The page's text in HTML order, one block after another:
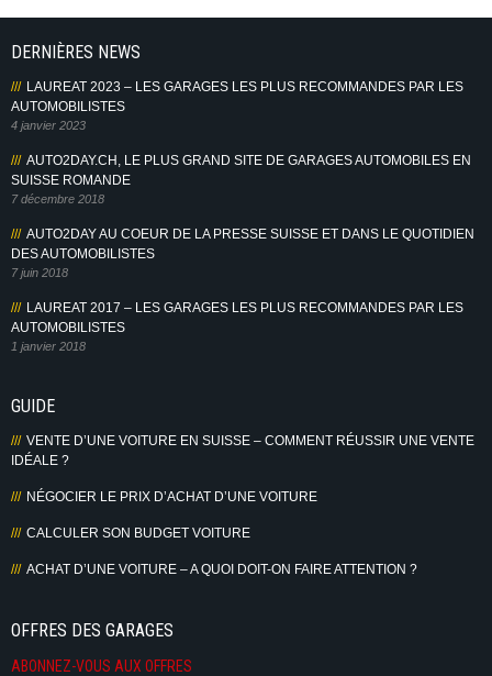
DERNIÈRES NEWS
LAUREAT 2023 – LES GARAGES LES PLUS RECOMMANDES PAR LES
AUTOMOBILISTES
4 janvier 2023
AUTO2DAY.CH, LE PLUS GRAND SITE DE GARAGES AUTOMOBILES EN
SUISSE ROMANDE
7 décembre 2018
AUTO2DAY AU COEUR DE LA PRESSE SUISSE ET DANS LE QUOTIDIEN
DES AUTOMOBILISTES
7 juin 2018
LAUREAT 2017 – LES GARAGES LES PLUS RECOMMANDES PAR LES
AUTOMOBILISTES
1 janvier 2018
GUIDE
VENTE D’UNE VOITURE EN SUISSE – COMMENT RÉUSSIR UNE VENTE
IDÉALE ?
NÉGOCIER LE PRIX D’ACHAT D’UNE VOITURE
CALCULER SON BUDGET VOITURE
ACHAT D’UNE VOITURE – A QUOI DOIT-ON FAIRE ATTENTION ?
OFFRES DES GARAGES
ABONNEZ-VOUS AUX OFFRES